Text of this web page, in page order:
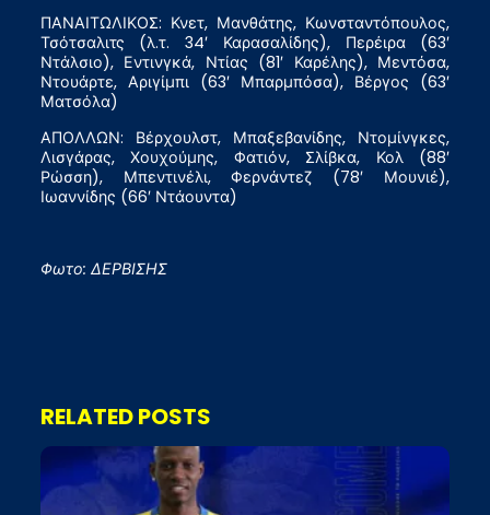
ΠΑΝΑΙΤΩΛΙΚΟΣ: Κνετ, Μανθάτης, Κωνσταντόπουλος,
Τσότσαλιτς (λ.τ. 34′ Καρασαλίδης), Περέιρα (63′
Ντάλσιο), Εντινγκά, Ντίας (81′ Καρέλης), Μεντόσα,
Ντουάρτε, Αριγίμπι (63′ Μπαρμπόσα), Βέργος (63′
Ματσόλα)
ΑΠΟΛΛΩΝ: Βέρχουλστ, Μπαξεβανίδης, Ντομίνγκες,
Λισγάρας, Χουχούμης, Φατιόν, Σλίβκα, Κολ (88′
Ρώσση), Μπεντινέλι, Φερνάντεζ (78′ Μουνιέ),
Ιωαννίδης (66′ Ντάουντα)
Φωτο: ΔΕΡΒΙΣΗΣ
RELATED POSTS